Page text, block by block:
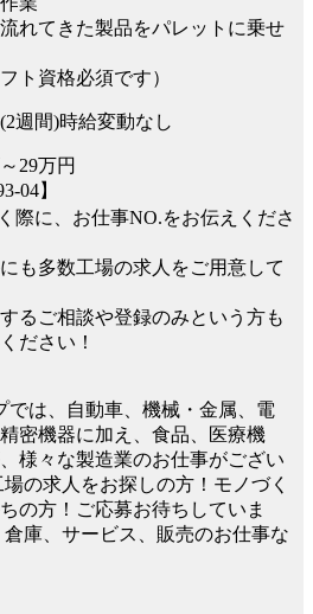
れてきた製品をパレットに乗せ
ト資格必須です）
週間)時給変動なし
29万円
04】
際に、お仕事NO.をお伝えくださ
も多数工場の求人をご用意して
るご相談や登録のみという方も
ださい！
では、自動車、機械・金属、電
密機器に加え、食品、医療機
様々な製造業のお仕事がござい
の求人をお探しの方！モノづく
の方！ご応募お待ちしていま
庫、サービス、販売のお仕事な